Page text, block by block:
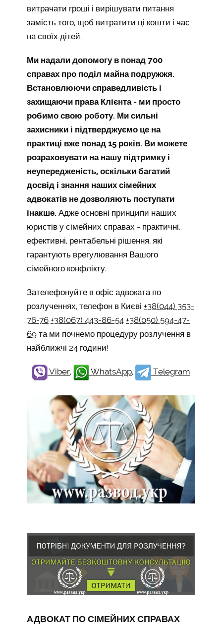
витрачати гроші і вирішувати питання
замість того, щоб витратити ці кошти і час
на своїх дітей.
Ми надали допомогу в понад 700
справах про поділ майна подружжя.
Встановлюючи справедливість і
захищаючи права Клієнта - ми просто
робимо свою роботу. Ми сильні
захисники і підтверджуємо це на
практиці вже понад 15 років. Ви можете
розраховувати на нашу підтримку і
неупередженість, оскільки багатий
досвід і знання наших сімейних
адвокатів не дозволяють поступати
інакше. Адже основні принципи наших
юристів у сімейних справах - практичні,
ефективні, рентабельні рішення, які
гарантують врегулювання Вашого
сімейного конфлікту.
Зателефонуйте в офіс адвоката по
розлученнях, телефон в Києві +38(044) 353-
76-76 +38(067) 443-86-54 +38(050) 594-47-
69 та ми почнемо процедуру розлучення в
найближчі 24 години!
Viber, WhatsApp, Telegram
АДВОКАТ ПО СІМЕЙНИХ СПРАВАХ